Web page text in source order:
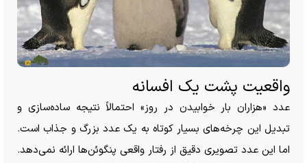
واقعیت پشت یک افسانه
عدد «هزاران بار خوابیدن در روز» احتمالاً نتیجه ساده‌سازی و
تبدیل این چرخه‌های بسیار کوتاه به یک عدد بزرگ و جذاب است.
اما این عدد تصویری دقیق از رفتار واقعی پنگوئن‌ها ارائه نمی‌دهد.